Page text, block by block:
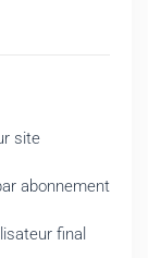
site
abonnement
final